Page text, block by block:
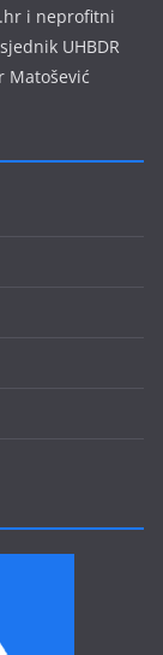
i neprofitni
UHBDR
Matošević